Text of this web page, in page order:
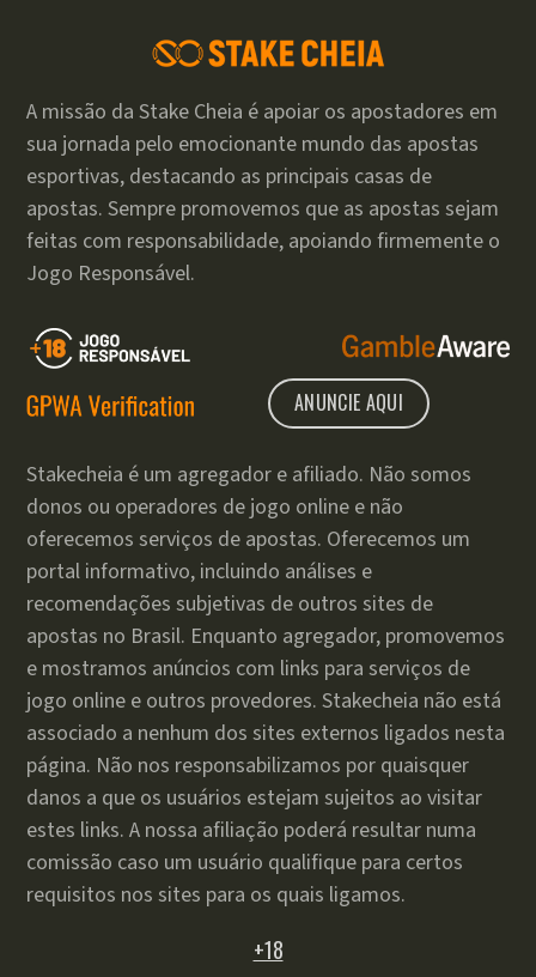
A missão da Stake Cheia é apoiar os apostadores em
sua jornada pelo emocionante mundo das apostas
esportivas, destacando as principais casas de
apostas. Sempre promovemos que as apostas sejam
feitas com responsabilidade, apoiando firmemente o
Jogo Responsável.
ANUNCIE AQUI
Stakecheia é um agregador e afiliado. Não somos
donos ou operadores de jogo online e não
oferecemos serviços de apostas. Oferecemos um
portal informativo, incluindo análises e
recomendações subjetivas de outros sites de
apostas no Brasil. Enquanto agregador, promovemos
e mostramos anúncios com links para serviços de
jogo online e outros provedores. Stakecheia não está
associado a nenhum dos sites externos ligados nesta
página. Não nos responsabilizamos por quaisquer
danos a que os usuários estejam sujeitos ao visitar
estes links. A nossa afiliação poderá resultar numa
comissão caso um usuário qualifique para certos
requisitos nos sites para os quais ligamos.
+18